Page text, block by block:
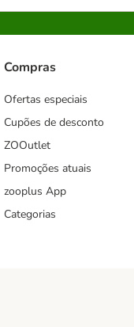
Compras
Ofertas especiais
Cupões de desconto
ZOOutlet
Promoções atuais
zooplus App
Categorias